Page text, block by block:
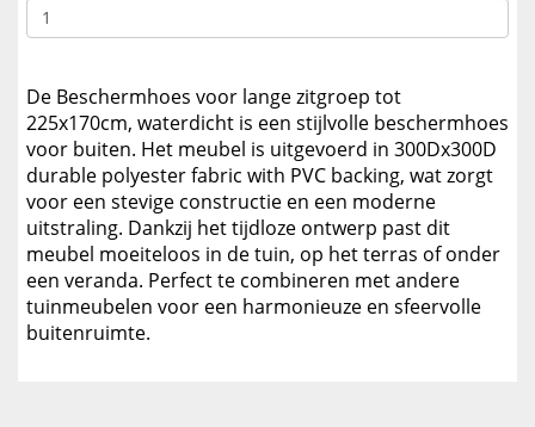
De Beschermhoes voor lange zitgroep tot
225x170cm, waterdicht is een stijlvolle beschermhoes
voor buiten. Het meubel is uitgevoerd in 300Dx300D
durable polyester fabric with PVC backing, wat zorgt
voor een stevige constructie en een moderne
uitstraling. Dankzij het tijdloze ontwerp past dit
meubel moeiteloos in de tuin, op het terras of onder
een veranda. Perfect te combineren met andere
tuinmeubelen voor een harmonieuze en sfeervolle
buitenruimte.